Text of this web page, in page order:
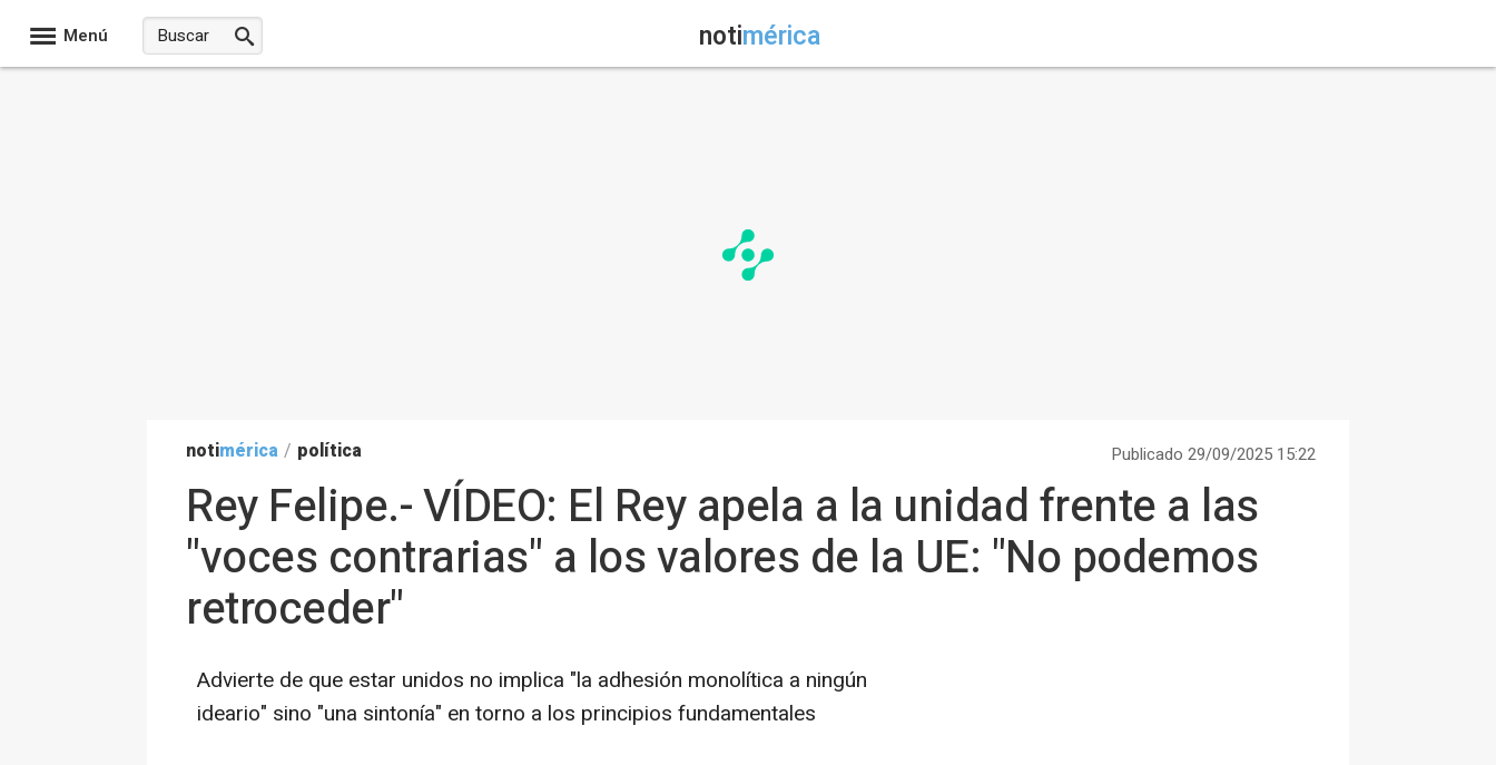
Menú notimérica
notimérica / política Publicado 29/09/2025 15:22
Rey Felipe.- VÍDEO: El Rey apela a la unidad frente a las
"voces contrarias" a los valores de la UE: "No podemos
retroceder"
Advierte de que estar unidos no implica "la adhesión monolítica a ningún
ideario" sino "una sintonía" en torno a los principios fundamentales